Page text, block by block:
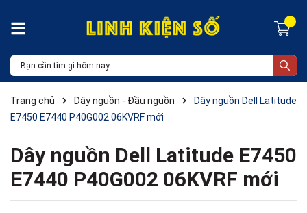
Trang chủ Dây nguồn - Đầu nguồn
Dây nguồn Dell Latitude
E7450 E7440 P40G002 06KVRF mới
Dây nguồn Dell Latitude E7450
E7440 P40G002 06KVRF mới